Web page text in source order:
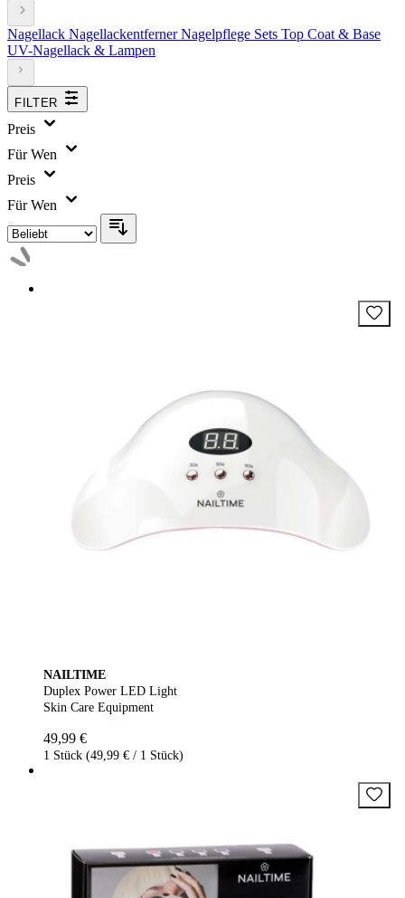
Nagellack NagellackentfernerNagelpflege Sets Top Coat & Base
UV-Nagellack & Lampen
FILTER
Preis
Für Wen
Preis
Für Wen
NAILTIME
Duplex Power LED Light
Skin Care Equipment
49,99 €
1 Stück (49,99 € / 1 Stück)